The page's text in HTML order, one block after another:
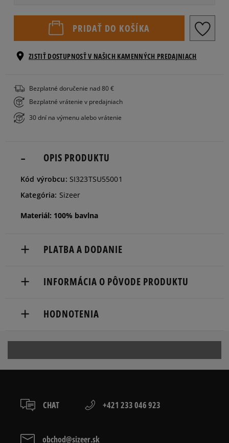
L/XL
PRIDAŤ DO KOŠÍKA
ZISTIŤ DOSTUPNOSŤ V NAŠICH KAMENNÝCH PREDAJNIACH
Bezplatné doručenie nad 80 €
Bezplatné vrátenie v predajniach
30 dní na výmenu alebo vrátenie
OPIS PRODUKTU
Kód výrobcu: SI323TSU55001
Kategória: Sizeer
Materiál: 100% bavlna
PLATBA A DODANIE
Dostupné spôsoby doručenia:
slovenská pošta - na adresu,
osobné prevzatie v predajni.
kartou,
INFORMÁCIA O PÔVODE PRODUKTU
os. Dywizjonu 303 Paw. 1
HODNOTENIA
CHAT +421 233 046 923
obchod@sizeer.sk